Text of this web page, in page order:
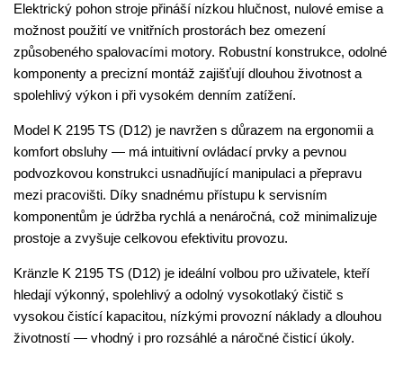
Elektrický pohon stroje přináší nízkou hlučnost, nulové emise a
možnost použití ve vnitřních prostorách bez omezení
způsobeného spalovacími motory. Robustní konstrukce, odolné
komponenty a precizní montáž zajišťují dlouhou životnost a
spolehlivý výkon i při vysokém denním zatížení.
Model K 2195 TS (D12) je navržen s důrazem na ergonomii a
komfort obsluhy — má intuitivní ovládací prvky a pevnou
podvozkovou konstrukci usnadňující manipulaci a přepravu
mezi pracovišti. Díky snadnému přístupu k servisním
komponentům je údržba rychlá a nenáročná, což minimalizuje
prostoje a zvyšuje celkovou efektivitu provozu.
Kränzle K 2195 TS (D12) je ideální volbou pro uživatele, kteří
hledají výkonný, spolehlivý a odolný vysokotlaký čistič s
vysokou čistící kapacitou, nízkými provozní náklady a dlouhou
životností — vhodný i pro rozsáhlé a náročné čisticí úkoly.